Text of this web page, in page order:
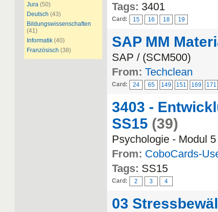
Jura (50)
Deutsch (43)
Bildungswissenschaften
(41)
Informatik (40)
Französisch (38)
Tags: 3401
Card: 15 16 18 19
SAP MM
SAP / (SCM500)
From: Techclean
Card: 24 65 149 151 169 171
3403 -
SS15 (39)
Psychologie - Modul
From: CoboCards-
Tags: SS15
Card: 2 3 4
03